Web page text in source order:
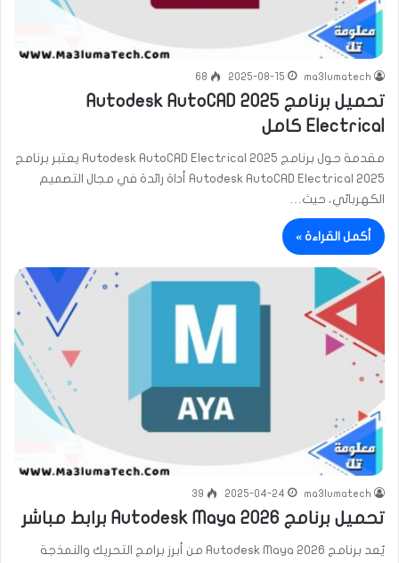
ma3lumatech
2025-08-15
68
تحميل برنامج 2025 Autodesk AutoCAD
Electrical كامل
مقدمة حول برنامج Autodesk AutoCAD Electrical 2025 يعتبر برنامج
Autodesk AutoCAD Electrical 2025 أداة رائدة في مجال التصميم
الكهربائي، حيث…
أكمل القراءة »
ma3lumatech
2025-04-24
39
تحميل برنامج Autodesk Maya 2026 برابط مباشر
يُعد برنامج Autodesk Maya 2026 من أبرز برامج التحريك والنمذجة